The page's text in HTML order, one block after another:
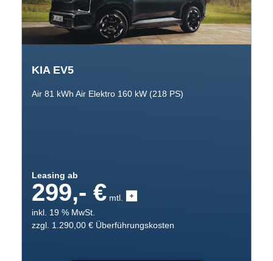
KIA EV5
Air 81 kWh Air Elektro 160 kW (218 PS)
Leasing ab
299,- € mtl.
inkl. 19 % MwSt.
zzgl. 1.290,00 € Überführungskosten